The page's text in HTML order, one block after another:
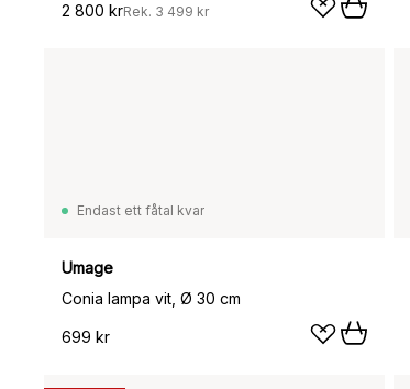
2 800 krRek. 3 499 kr
Endast ett fåtal kvar
Umage
Conia lampa vit, Ø 30 cm
699 kr